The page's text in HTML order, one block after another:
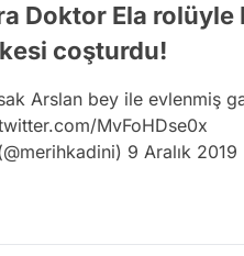
Doktor Ela
coşturdu!
Arslan bey ile evlenmiş
MvFoHDse0x
9 Aralık 2019